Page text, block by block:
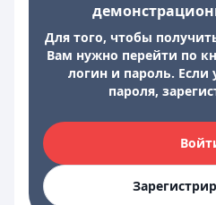
Для того, чтобы
Вам нужно перейти по
логин и пароль. Если
пароля,